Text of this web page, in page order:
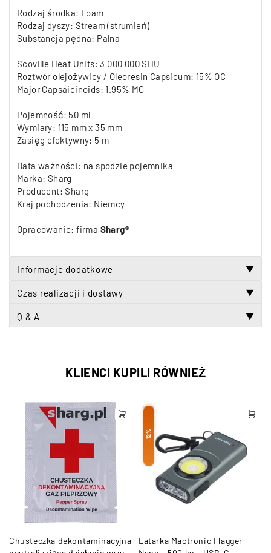
Rodzaj środka: Foam
Rodzaj dyszy: Stream (strumień)
Substancja pędna: Palna
Scoville Heat Units: 3 000 000 SHU
Roztwór olejożywicy / Oleoresin Capsicum: 15% OC
Major Capsaicinoids: 1.95% MC
Pojemność: 50 ml
Wymiary: 115 mm x 35 mm
Zasięg efektywny: 5 m
Data ważności: na spodzie pojemnika
Marka: Sharg
Producent: Sharg
Kraj pochodzenia: Niemcy
Opracowanie: firma Sharg®
Informacje dodatkowe ▼
Czas realizacji i dostawy ▼
Q & A ▼
KLIENCI KUPILI RÓWNIEŻ
Chusteczka dekontaminacyjna
-12%
Latarka Mactronic Flagger